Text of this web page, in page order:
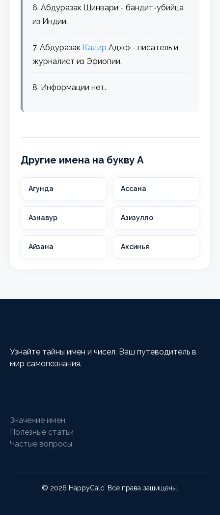
6. Абдуразак Шинвари - бандит-убийца
из Индии.
7. Абдуразак Кадир Аджо - писатель и
журналист из Эфиопии.
8. Информации нет.
Другие имена на букву А
Агунда Ассана
Азнавур Азизулло
Айзана Аксинья
Узнайте тайны имен и чисел. Ваш путеводитель в
мир самопознания.
Значение имен
Полезные статьи
Частые вопросы
© 2026 HappyCalc. Все права защищены.